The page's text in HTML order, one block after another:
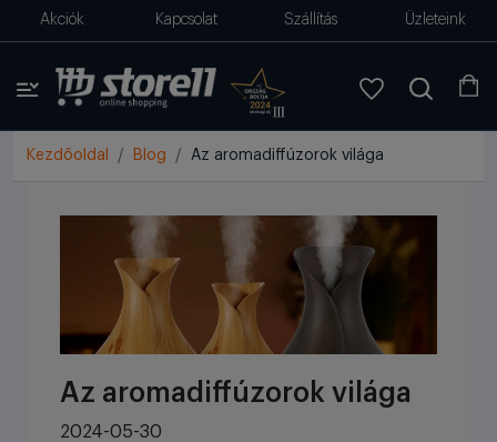
Akciók Kapcsolat Szállítás Üzleteink
Kezdőoldal Blog Az aromadiffúzorok világa
Az aromadiffúzorok világa
2024-05-30